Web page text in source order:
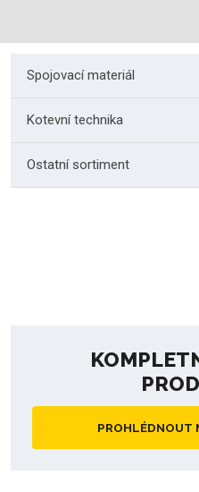
Spojovací materiál
Kotevní technika
Ostatní sortiment
PROHLÉDNOUT